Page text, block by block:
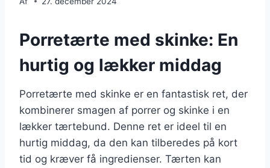
Porretærte med skinke: En
hurtig og lækker middag
Porretærte med skinke er en fantastisk ret, der
kombinerer smagen af porrer og skinke i en
lækker tærtebund. Denne ret er ideel til en
hurtig middag, da den kan tilberedes på kort
tid og kræver få ingredienser. Tærten kan